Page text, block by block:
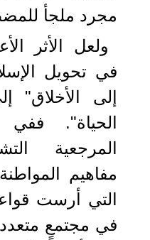
مجرد ملجأ
ولعل الأثر
في تحويل
إلى الأخلاق"
الحياة".
المرجعية
مفاهيم
التي أرست
في مجتمعٍ متعدد